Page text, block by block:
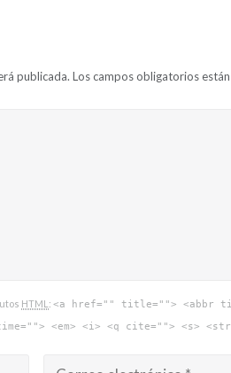
publicada. Los campos obligatorios
HTML :<a href="" title=""> <abbr
<em> <i> <q cite=""> <s>